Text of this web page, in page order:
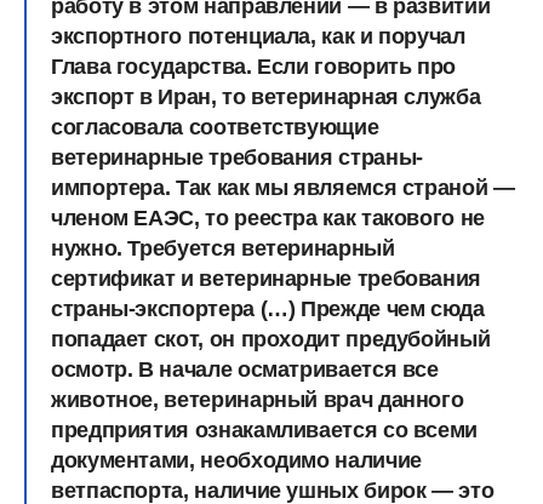
работу в этом направлении — в развитии
экспортного потенциала, как и поручал
Глава государства. Если говорить про
экспорт в Иран, то ветеринарная служба
согласовала соответствующие
ветеринарные требования страны-
импортера. Так как мы являемся страной —
членом ЕАЭС, то реестра как такового не
нужно. Требуется ветеринарный
сертификат и ветеринарные требования
страны-экспортера (…) Прежде чем сюда
попадает скот, он проходит предубойный
осмотр. В начале осматривается все
животное, ветеринарный врач данного
предприятия ознакамливается со всеми
документами, необходимо наличие
ветпаспорта, наличие ушных бирок — это